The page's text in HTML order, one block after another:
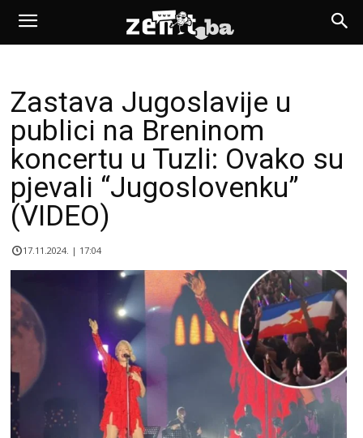
Zastava Jugoslavije u
publici na Breninom
koncertu u Tuzli: Ovako su
pjevali “Jugoslovenku”
(VIDEO)
17.11.2024. | 17:04